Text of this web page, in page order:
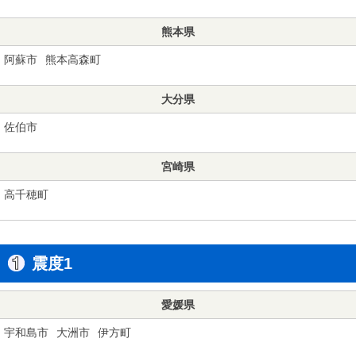
熊本県
阿蘇市 熊本高森町
大分県
佐伯市
宮崎県
高千穂町
震度1
愛媛県
宇和島市 大洲市 伊方町